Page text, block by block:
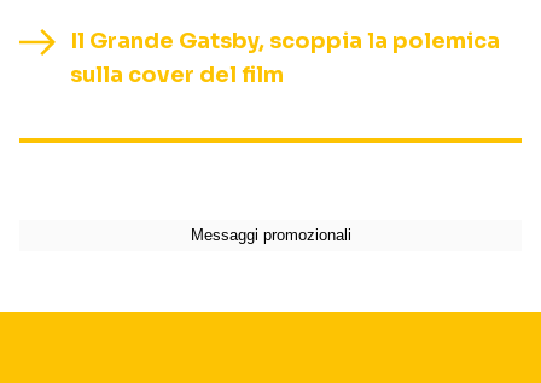
Il Grande Gatsby, scoppia la polemica
sulla cover del film